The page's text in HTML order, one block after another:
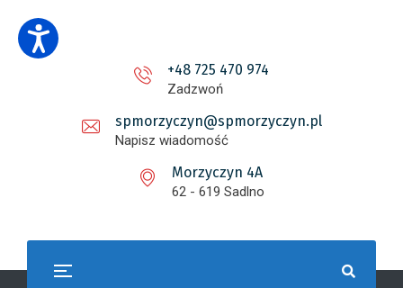
+48 725 470 974
Zadzwoń
spmorzyczyn@spmorzyczyn.pl
Napisz wiadomość
Morzyczyn 4A
62 - 619 Sadlno